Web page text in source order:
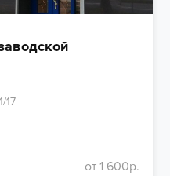
17
от 1 600р.